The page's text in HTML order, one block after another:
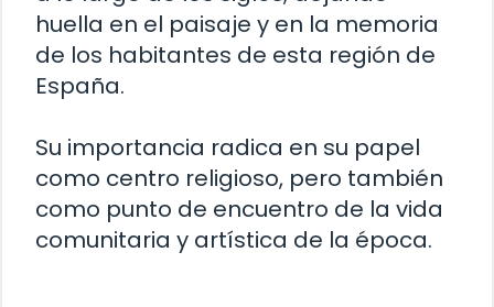
huella en el paisaje y en la memoria
de los habitantes de esta región de
España.
Su importancia radica en su papel
como centro religioso, pero también
como punto de encuentro de la vida
comunitaria y artística de la época.